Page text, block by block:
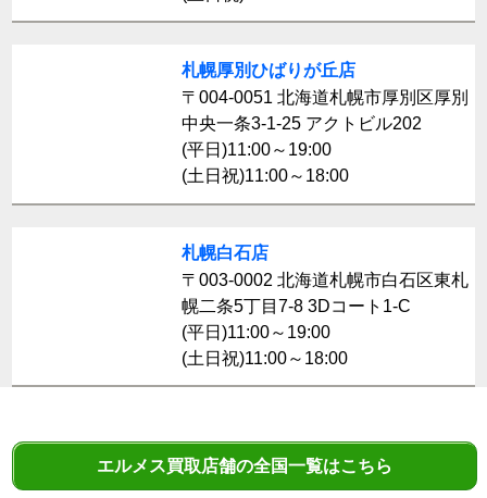
札幌厚別ひばりが丘店
〒004-0051 北海道札幌市厚別区厚別
中央一条3-1-25 アクトビル202
(平日)11:00～19:00
(土日祝)11:00～18:00
札幌白石店
〒003-0002 北海道札幌市白石区東札
幌二条5丁目7-8 3Dコート1-C
(平日)11:00～19:00
(土日祝)11:00～18:00
エルメス買取店舗の全国一覧はこちら